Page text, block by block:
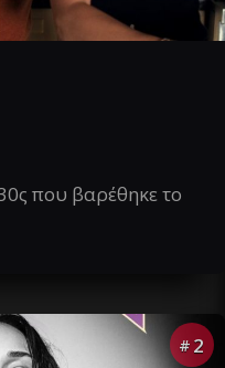
που βαρέθηκε το
# 2